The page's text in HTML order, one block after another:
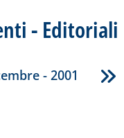
- Editoriali
- 2001